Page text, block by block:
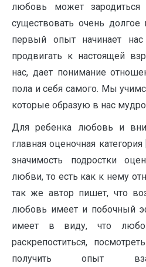
любовь может
существовать очень
первый опыт начинает
продвигать к настоящей
нас, дает понимание
пола и себя самого. Мы
которые образую в нас
Для ребенка любовь и
главная оценочная
значимость подростки
любви, то есть как к нему
так же автор пишет, что
любовь имеет и побочный
имеет в виду, что
раскрепоститься,
получить опыт